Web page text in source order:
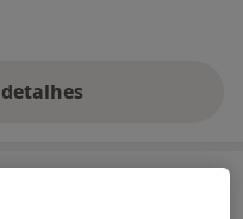
a experiência